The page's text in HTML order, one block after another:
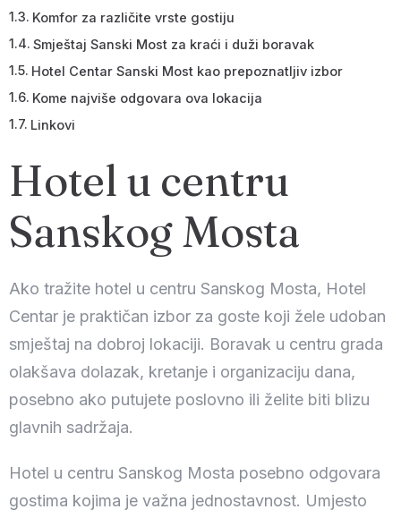
Kontakt
Komfor za različite vrste gostiju
Smještaj Sanski Most za kraći i duži boravak
Hotel Centar Sanski Most kao prepoznatljiv izbor
Kome najviše odgovara ova lokacija
Linkovi
Hotel u centru
Sanskog Mosta
Ako tražite hotel u centru Sanskog Mosta, Hotel
Centar je praktičan izbor za goste koji žele udoban
smještaj na dobroj lokaciji. Boravak u centru grada
olakšava dolazak, kretanje i organizaciju dana,
posebno ako putujete poslovno ili želite biti blizu
glavnih sadržaja.
Hotel u centru Sanskog Mosta posebno odgovara
gostima kojima je važna jednostavnost. Umjesto